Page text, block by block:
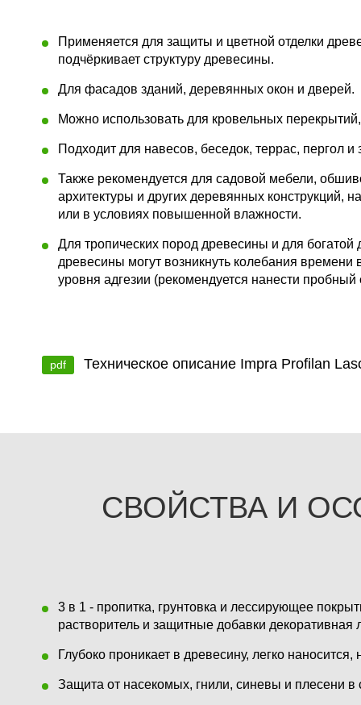
Применяется для защиты и цветной отделки
подчёркивает структуру древесины.
Для фасадов зданий, деревянных окон и дверей.
Можно использовать для кровельных
Подходит для навесов, беседок, террас, пергол и
Также рекомендуется для садовой мебели,
архитектуры и других деревянных конструкций,
или в условиях повышенной влажности.
Для тропических пород древесины и для
древесины могут возникнуть колебания
уровня адгезии (рекомендуется нанести пробный
pdf Техническое описание Impra Profilan
СВОЙСТВА И
3 в 1 - пропитка, грунтовка и лессирующее
растворитель и защитные добавки декоративная
Глубоко проникает в древесину, легко наносится,
Защита от насекомых, гнили, синевы и плесени в